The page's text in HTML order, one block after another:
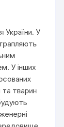
України. У
У інших
тварин